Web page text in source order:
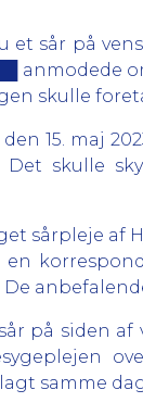
et sår på
anmodede
skulle
15. maj
Det skulle
sårpleje af
på siden
samme